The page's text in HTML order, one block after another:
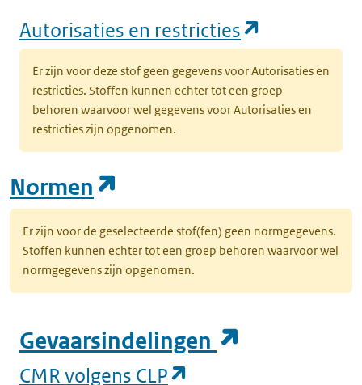
Autorisaties en restricties
Er zijn voor deze stof geen gegevens voor Autorisaties en
restricties. Stoffen kunnen echter tot een groep
behoren waarvoor wel gegevens voor Autorisaties en
restricties zijn opgenomen.
Normen
Er zijn voor de geselecteerde stof(fen) geen normgegevens.
Stoffen kunnen echter tot een groep behoren waarvoor wel
normgegevens zijn opgenomen.
Gevaarsindelingen
CMR volgens CLP